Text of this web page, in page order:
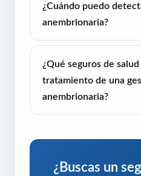
¿Cuándo puedo
anembrionaria?
¿Qué seguros de
tratamiento de una
anembrionaria?
¿Buscas un